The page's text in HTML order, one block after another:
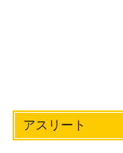
アスリート